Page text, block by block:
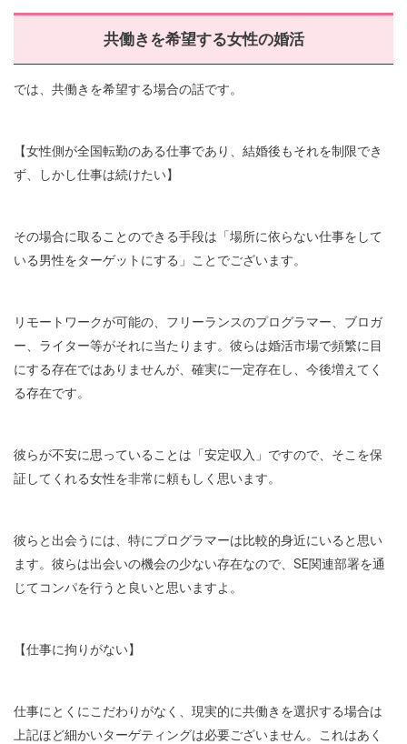
共働きを希望する女性の婚活
では、共働きを希望する場合の話です。
【女性側が全国転勤のある仕事であり、結婚後もそれを制限でき
ず、しかし仕事は続けたい】
その場合に取ることのできる手段は「場所に依らない仕事をして
いる男性をターゲットにする」ことでございます。
リモートワークが可能の、フリーランスのプログラマー、ブロガ
ー、ライター等がそれに当たります。彼らは婚活市場で頻繁に目
にする存在ではありませんが、確実に一定存在し、今後増えてく
る存在です。
彼らが不安に思っていることは「安定収入」ですので、そこを保
証してくれる女性を非常に頼もしく思います。
彼らと出会うには、特にプログラマーは比較的身近にいると思い
ます。彼らは出会いの機会の少ない存在なので、SE関連部署を通
じてコンパを行うと良いと思いますよ。
【仕事に拘りがない】
仕事にとくにこだわりがなく、現実的に共働きを選択する場合は
上記ほど細かいターゲティングは必要ございません。これはあく